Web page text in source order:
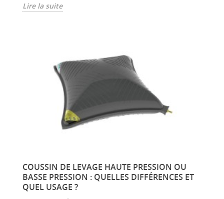
Lire la suite
COUSSIN DE LEVAGE HAUTE PRESSION OU
BASSE PRESSION : QUELLES DIFFÉRENCES ET
QUEL USAGE ?